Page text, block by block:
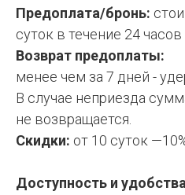
Предоплата/бронь:
суток в течение 24 часов
Возврат предоплаты:
менее чем за 7 дней -
В случае неприезда
не возвращается.
Скидки: от 10 суток
Доступность и